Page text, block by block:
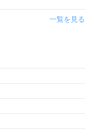
一覧を見る